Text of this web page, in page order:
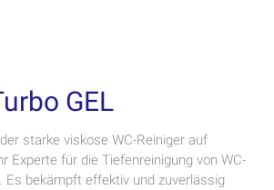
GEL
starke viskose WC-Reiniger auf
Experte für die Tiefenreinigung von WC-
Es bekämpft effektiv und zuverlässig